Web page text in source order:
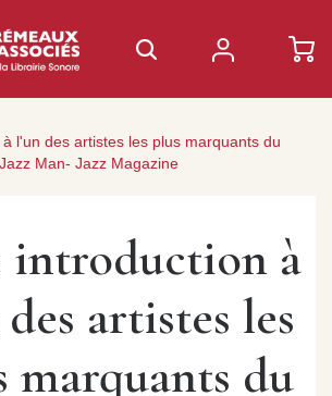
l'un des artistes les plus marquants du
Man- Jazz Magazine
introduction à
artistes les
marquants du